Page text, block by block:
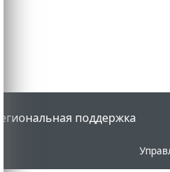
Региональная поддержка